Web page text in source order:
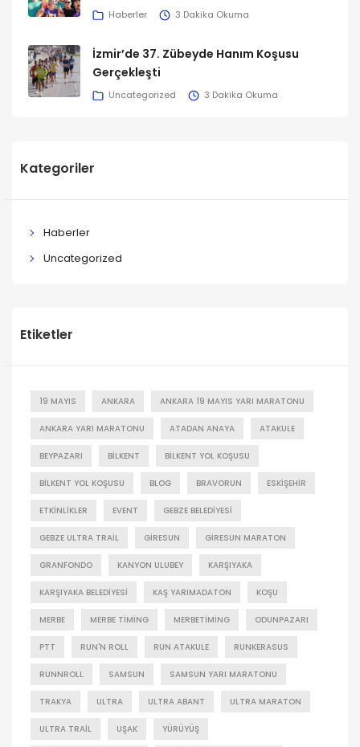
Haberler 3 Dakika Okuma
İzmir’de 37. Zübeyde Hanım Koşusu
Gerçekleşti
Uncategorized 3 Dakika Okuma
Kategoriler
Haberler
Uncategorized
Etiketler
19 MAYIS ANKARA ANKARA 19 MAYIS YARI MARATONU
ANKARA YARI MARATONU ATADAN ANAYA ATAKULE
BEYPAZARI BILKENT BILKENT YOL KOŞUSU
BILKENT YOL KOŞUSU BLOG BRAVORUN ESKIŞEHIR
ETKINLIKLER EVENT GEBZE BELEDIYESI
GEBZE ULTRA TRAIL GIRESUN GIRESUN MARATON
GRANFONDO KANYON ULUBEY KARŞIYAKA
KARŞIYAKA BELEDIYESI KAŞ YARIMADATON KOŞU
MERBE MERBE TIMING MERBETIMING ODUNPAZARI
PTT RUN'N ROLL RUN ATAKULE RUNKERASUS
RUNNROLL SAMSUN SAMSUN YARI MARATONU
TRAKYA ULTRA ULTRA ABANT ULTRA MARATON
ULTRA TRAIL UŞAK YÜRÜYÜŞ